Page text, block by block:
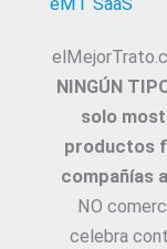
NINGÚN
solo
productos
compañías
NO
celebra